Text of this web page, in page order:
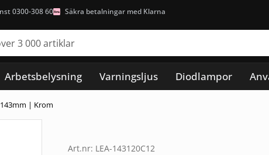
0300-308 60 Säkra betalningar med Klarna
Arbetsbelysning Varningsljus Diodlampor
| Krom
Art.nr: LEA-143120C12